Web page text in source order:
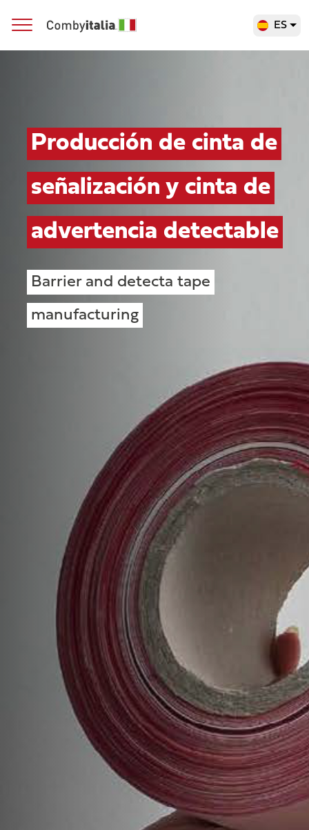
Navegación principal
ES
Producción de cinta de
señalización y cinta de
advertencia detectable
Barrier and detecta tape
manufacturing